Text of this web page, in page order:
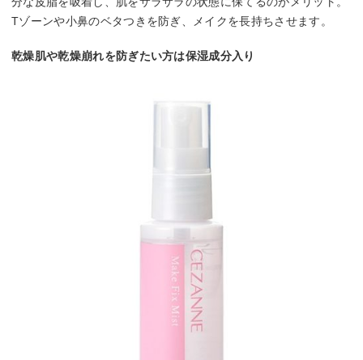
Tゾーンや小鼻のベタつきを防ぎ、メイクを長持ちさせます。
乾燥肌や乾燥崩れを防ぎたい方は保湿成分入り